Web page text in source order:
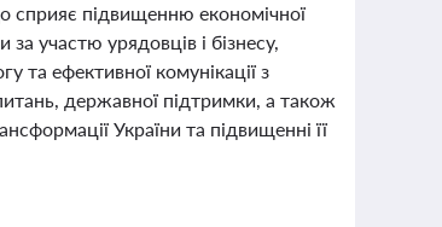
сприяє підвищенню економічної
за участю урядовців і бізнесу,
та ефективної комунікації з
державної підтримки, а також
України та підвищенні її